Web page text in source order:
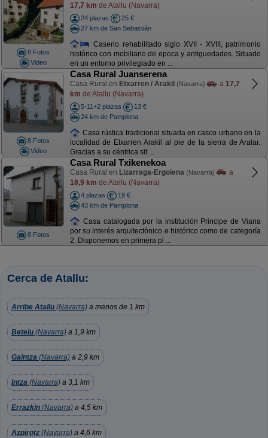
8 Fotos
Video
17,7 km de Atallu (Navarra)
24 plazas
25 €
27 km de San Sebastián
Caserio rehabilitado siglo XVII - XVIII, patrimonio
histórico con mobiliario de epoca y antiguedades. Situado
en un entorno privilegiado en ...
8 Fotos
Video
Casa Rural Juanserena
Casa Rural en Etxarren / Arakil (Navarra) a 17,7
km de Atallu (Navarra)
5-11+2 plazas
13 €
24 km de Pamplona
Casa rústica tradicional situada en casco urbano en la
localidad de Etxarren Arakil al pie de la sierra de Aralar.
Gracias a su céntrica sit ...
8 Fotos
Casa Rural Txikenekoa
Casa Rural en Lizarraga-Ergoiena (Navarra)
a
18,9 km de Atallu (Navarra)
4 plazas
19 €
43 km de Pamplona
Casa catalogada por la institución Principe de Viana
por su interés arquitectónico e histórico como de categoría
2. Disponemos en primera pl ...
Cerca de Atallu:
Arribe Atallu (Navarra) a menos de 1 km
Betelu (Navarra) a 1,9 km
Gaintza (Navarra) a 2,9 km
Intza (Navarra) a 3,1 km
Errazkin (Navarra) a 4,5 km
Azpirotz (Navarra) a 4,6 km